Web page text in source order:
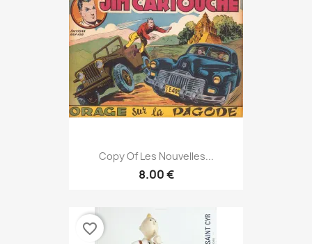
Copy Of Les Nouvelles...
8.00 €
favorite_border